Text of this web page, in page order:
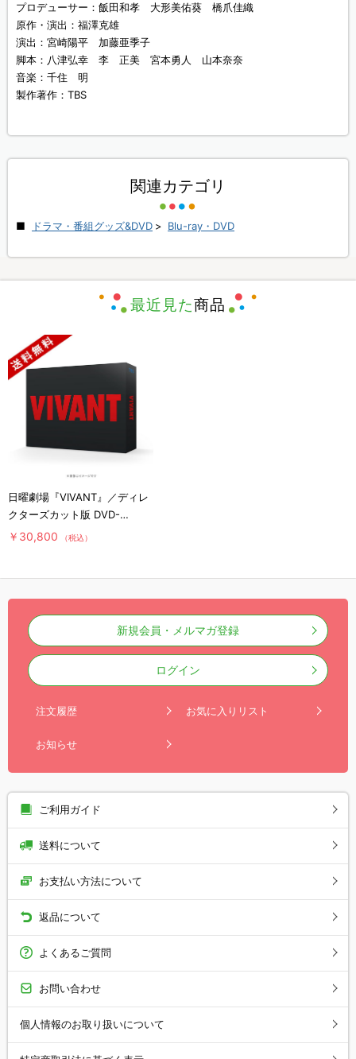
プロデューサー：飯田和孝 大形美佑葵 橋爪佳織
原作・演出：福澤克雄
演出：宮崎陽平 加藤亜季子
脚本：八津弘幸 李 正美 宮本勇人 山本奈奈
音楽：千住 明
製作著作：TBS
関連カテゴリ
ドラマ・番組グッズ&DVD > Blu-ray・DVD
最近見た商品
日曜劇場『VIVANT』／ディレ
クターズカット版 DVD-
BOX（送料無料・6枚組）
￥30,800 （税込）
新規会員・メルマガ登録
ログイン
注文履歴 お気に入りリスト
お知らせ
ご利用ガイド
送料について
お支払い方法について
返品について
よくあるご質問
お問い合わせ
個人情報のお取り扱いについて